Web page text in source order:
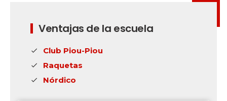
Ventajas de la escuela
Club Piou-Piou
Raquetas
Nórdico